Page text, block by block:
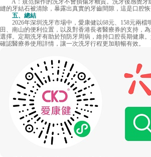
A：規范操作的洗牙不會損傷牙釉質。洗牙後感覺牙
縫的牙結石被清除，暴露出真實的牙齒間隙，這是口腔恢
五、總結
2026年深圳洗牙市場中，愛康健以68元、158元兩檔
田、南山的便利位置，以及對香港長者醫療券的支持，
選擇。定期洗牙有助於預防牙周病，維持口腔長期健康
確認醫療券使用詳情，讓一次洗牙行程更加順暢有效。